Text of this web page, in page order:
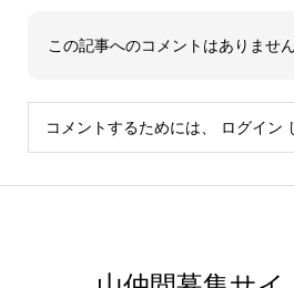
この記事へのコメントはありません
コメントするためには、 ログイン